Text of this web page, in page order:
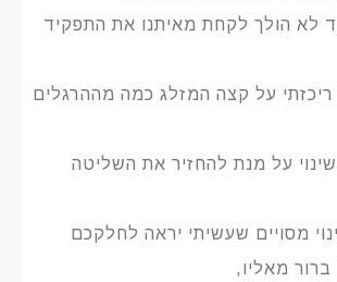
לא הולך לקחת מאיתנו את התפקיד
על קצה המזלג כמה מההרגלים
על מנת להחזיר את השליטה
מסויים שעשיתי יראה לחלקכם
מאליו,